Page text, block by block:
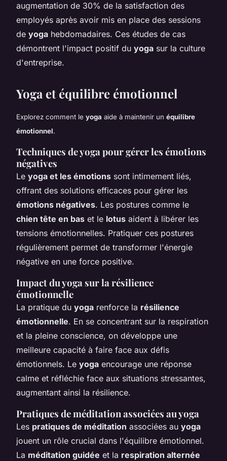
augmentation de 30% de la satisfaction des
employés après avoir mis en place des sessions
de yoga hebdomadaires. Ces études de cas
démontrent l'impact positif du yoga sur la culture
d'entreprise.
Yoga et équilibre émotionnel
Explorez comment le yoga aide à maintenir un équilibre
émotionnel.
Techniques de yoga pour gérer les émotions
négatives
Le yoga et les émotions sont intimement liés,
offrant des solutions efficaces pour gérer les
émotions négatives. Les postures comme le
chien tête en bas et le lotus aident à libérer les
tensions émotionnelles. Pratiquer ces postures
régulièrement permet de transformer l'énergie
négative en une force positive.
Impact du yoga sur la résilience
émotionnelle
La pratique du yoga renforce la résilience
émotionnelle. En se concentrant sur la respiration
et la pleine conscience, on développe une
meilleure capacité à faire face aux défis
émotionnels. Le yoga encourage une réponse
calme et réfléchie face aux situations stressantes,
augmentant ainsi la résilience.
Pratiques de méditation associées au yoga
Les pratiques de méditation associées au yoga
jouent un rôle crucial dans l'équilibre émotionnel.
La méditation guidée et la respiration alternée